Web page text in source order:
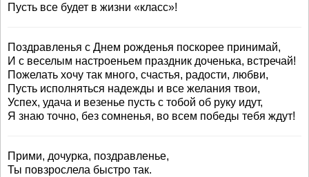
Пусть все будет в жизни «класс»!
Поздравленья с Днем рожденья поскорее принимай,
И с веселым настроеньем праздник доченька, встречай!
Пожелать хочу так много, счастья, радости, любви,
Пусть исполняться надежды и все желания твои,
Успех, удача и везенье пусть с тобой об руку идут,
Я знаю точно, без сомненья, во всем победы тебя ждут!
Прими, дочурка, поздравленье,
Ты повзрослела быстро так.